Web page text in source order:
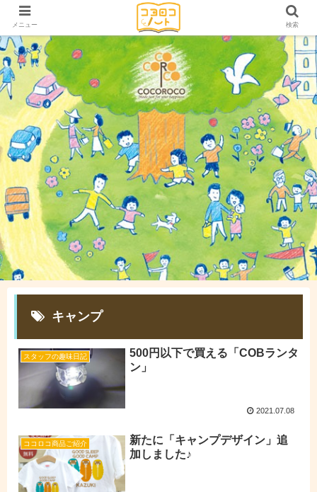
キャンプ
スタッフの趣味日記
500円以下で買える「COBランタ
ン」
2021.07.08
ココロコ商品ご紹介
新たに「キャンプデザイン」追
加しました♪
メニュー 検索